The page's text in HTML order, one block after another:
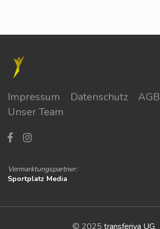
Impressum Datenschutz AGB
Unser Team
Vermarktungspartner:
Sportplatz Media
© 2025 transferiva UG.